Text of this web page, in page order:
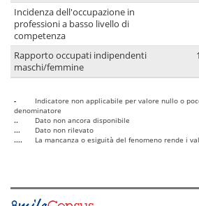
Incidenza dell'occupazione in
professioni a basso livello di
competenza
Rapporto occupati indipendenti
maschi/femmine
-
Indicatore non applicabile per valore nullo o
denominatore
..
Dato non ancora disponibile
...
Dato non rilevato
....
La mancanza o esiguità del fenomeno rende i